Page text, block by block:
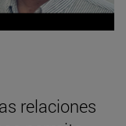
relaciones